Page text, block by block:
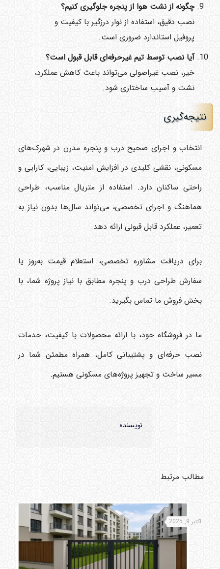
چگونه از نشت هوا از پنجره جلوگیری کنیم؟
نصب دقیق، استفاده از نوار درزگیر با کیفیت و
پروفیل استاندارد ضروری است.
آیا نصب توسط تیم غیرحرفه‌ای قابل قبول است؟
خیر، نصب غیراصولی می‌تواند باعث کاهش عملکرد،
نشت و آسیب ساختاری شود.
نتیجه‌گیری
انتخاب و اجرای صحیح درب و پنجره مدرن در شهرک‌های
مسکونی، نقشی کلیدی در افزایش امنیت، زیبایی، کارایی و
راحتی ساکنان دارد. استفاده از متریال مناسب، طراحی
هماهنگ و اجرای تخصصی، می‌تواند سال‌ها بدون نیاز به
تعمیر، عملکرد قابل قبولی ارائه دهد.
برای دریافت مشاوره تخصصی، استعلام قیمت به‌روز یا
سفارش طراحی درب و پنجره مطابق با نیاز پروژه شما، با
بخش فروش ما تماس بگیرید.
ما در فروشگاه خود، با ارائه محصولات با کیفیت، خدمات
نصب حرفه‌ای و پشتیبانی کامل، همراه مطمئن شما در
مسیر ساخت و تجهیز پروژه‌های مسکونی هستیم.
نویسنده
مطالب مرتبط
اکتبر 9, 2025